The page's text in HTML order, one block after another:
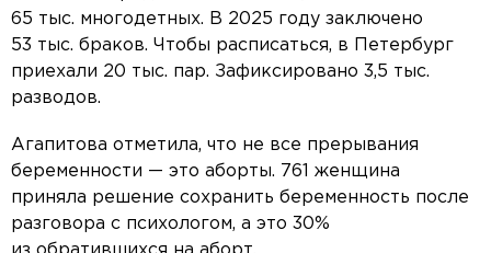
65 тыс. многодетных. В 2025 году заключено
53 тыс. браков. Чтобы расписаться, в Петербург
приехали 20 тыс. пар. Зафиксировано 3,5 тыс.
разводов.
Агапитова отметила, что не все прерывания
беременности — это аборты. 761 женщина
приняла решение сохранить беременность после
разговора с психологом, а это 30%